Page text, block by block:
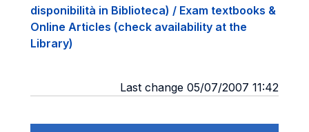
disponibilità in Biblioteca) / Exam textbooks &
Online Articles (check availability at the
Library)
Last change 05/07/2007 11:42